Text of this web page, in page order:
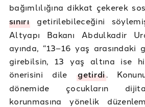
bağımlılığına dikkat çekerek
sınırıgetirilebileceğini
Altyapı Bakanı Abdulkadir
ayında, “13–16 yaş arasındaki
girebilsin, 13 yaş altına ise
önerisini dilegetirdi.
dönemide çocukların
korunmasına yönelik